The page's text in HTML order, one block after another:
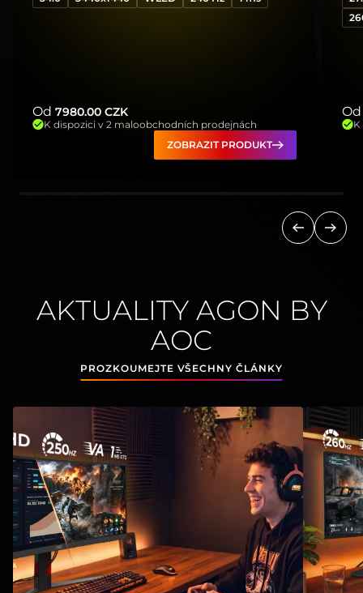
Předchozí
Další
Od 7980.00 CZK
K dispozici v 2 maloobchodních prodejnách
ZOBRAZIT PRODUKT
Od
K
AKTUALITY AGON BY
AOC
PROZKOUMEJTE VŠECHNY ČLÁNKY
Monitory AOC GAMING CU34G4CA (180 Hz) a
View